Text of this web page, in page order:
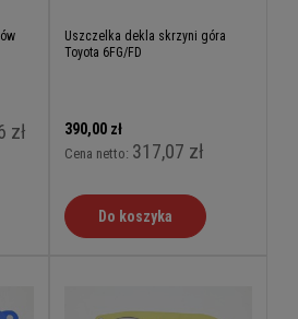
zł
Uszczelka dekla skrzyni góra
Toyota 6FG/FD
390,00 zł
Cena netto: 317,07 zł
Do koszyka